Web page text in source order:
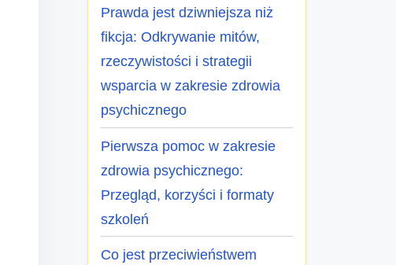
Prawda jest dziwniejsza niż
fikcja: Odkrywanie mitów,
rzeczywistości i strategii
wsparcia w zakresie zdrowia
psychicznego
Pierwsza pomoc w zakresie
zdrowia psychicznego:
Przegląd, korzyści i formaty
szkoleń
Co jest przeciwieństwem